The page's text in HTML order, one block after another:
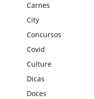
Carnes
City
Concursos
Covid
Culture
Dicas
Doces